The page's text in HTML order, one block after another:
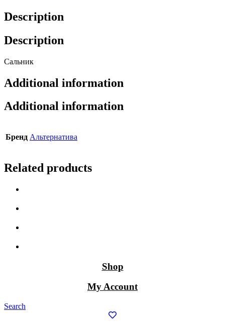
Description
Description
Сальник
Additional information
Additional information
Бренд Альтернатива
Related products
Shop
My Account
Search